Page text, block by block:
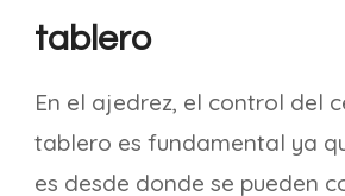
tablero
En el ajedrez, el control del
tablero es fundamental ya
es desde donde se pueden